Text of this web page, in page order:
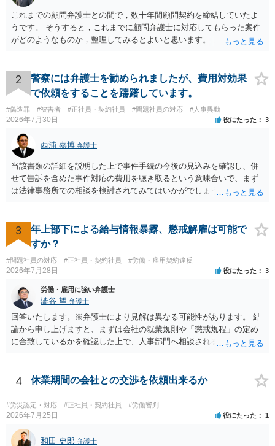
これまでの顧問弁護士との間で，数十年間顧問契約を締結していたよ
うです。 そうすると，これまでに顧問弁護士に対応してもらった案件
がどのようなものか，整理してみるとよいと思います。 これにより，
事務所を比較した上で，弁護士と面談をする際，そのような案件に対
応してもらえるのかが重要だと思います。 ただ，組合員の相談内容に
ついて，分野を絞っているのか，それともどのような分野でもよいと
いうことで法律相談を依頼しているかの観点も重要です。 組合員とす
れば，相談だけではなく，できれば受任まで考えている場合も多いと
思います。 そうすると，労働組合としての相談だけではなく，基本的
に全ての分野を対象にして考える必要もあるかもしれません。 そうで
ないと，相談内容によって，対応が変わってしまうこともあると思い
ます。 組合員の相談についても，基本的に受任まで考えてもらえるこ
とができるのかも検討要素の一つかもしれません。
2
警察には弁護士を勧められましたが、費用対効果
で依頼をすることを躊躇しています。
#偽造罪 #被害者 #正社員・契約社員 #問題社員の対応 #人事異動
2026年7月30日 役にたった 3
西浦 嘉博 弁護士
当該書類の詳細を説明した上で事件手続の今後の見込みを確認し、併
せて告訴を含めた事件対応の費用を聴き取るという意味合いで、まず
は法律事務所での相談を検討されてみてはいかがでしょうか。 上記、
3
年上部下による給与情報暴露、懲戒解雇は可能で
すか？
#問題社員の対応 #正社員・契約社員 #労働・雇用契約違反
2026年7月28日 役にたった 3
労働・雇用に強い弁護士
澁谷 望 弁護士
回答いたします。※弁護士により見解は異なる可能性があります。 結
論から申し上げますと、まずは会社の就業規則や「懲戒規程」の定め
に合致しているかを確認した上で、人事部門へ相談されることが最優
ものの、重い懲戒処分の対象には十分なり得ます。 名誉や評価の回復
については、会社側に「部下の不正行為による情報漏洩」と正式に認
定させ、誤認した他部署への適切なフォローや周知を求めるのが有効
です。 あるいは、懲戒があったことを社内で周知される手続があるの
ならば、それにより軽微ながら回復はできるかもしれません。 さらに
個人としても、相手に対してプライバシー侵害等に基づく損害賠償
（慰謝料）を請求する選択肢がありえます（ただし、金額は多額にな
4 休業期間の会社との交渉を依頼出来るか
#労災認定・対応 #正社員・契約社員 #労働審判
2026年7月25日 役にたった 1
和田 史郎 弁護士